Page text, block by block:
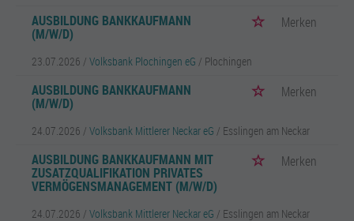
AUSBILDUNG BANKKAUFMANN
(M/W/D)
Merken
23.07.2026 / Volksbank Plochingen eG / Plochingen
AUSBILDUNG BANKKAUFMANN
(M/W/D)
Merken
24.07.2026 / Volksbank Mittlerer Neckar eG / Esslingen am Neckar
AUSBILDUNG BANKKAUFMANN MIT
ZUSATZQUALIFIKATION PRIVATES
VERMÖGENSMANAGEMENT (M/W/D)
Merken
24.07.2026 / Volksbank Mittlerer Neckar eG / Esslingen am Neckar